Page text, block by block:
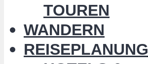
TOUREN
WANDERN
REISEPLANUNG